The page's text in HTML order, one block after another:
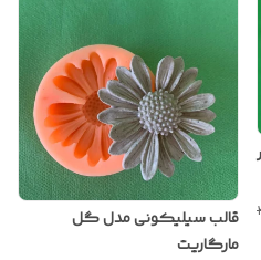
قالب سیلیکونی مدل گل
مارگاریت